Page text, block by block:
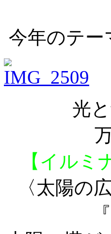
今年のテー
光
【イルミ
〈太陽の